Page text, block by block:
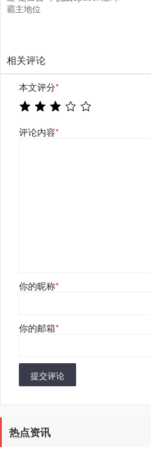
霸主地位
相关评论
本文评分*
评论内容*
你的昵称*
你的邮箱*
提交评论
热点资讯